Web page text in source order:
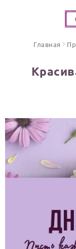
Песни
Открытки
ПРАЗДНИКИ
Юбилей
Свадьба
Годовщина
ИНСТРУМЕНТЫ
ЦЕНЫ
ОТЗЫВЫ
Главная